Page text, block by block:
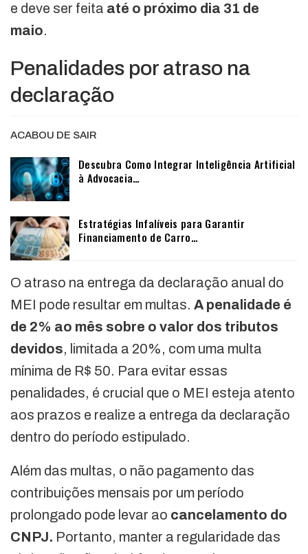
e deve ser feita até o próximo dia 31 de
maio.
Penalidades por atraso na
declaração
ACABOU DE SAIR
Descubra Como Integrar Inteligência Artificial
à Advocacia…
Estratégias Infalíveis para Garantir
Financiamento de Carro…
O atraso na entrega da declaração anual do
MEI pode resultar em multas. A penalidade é
de 2% ao mês sobre o valor dos tributos
devidos, limitada a 20%, com uma multa
mínima de R$ 50. Para evitar essas
penalidades, é crucial que o MEI esteja atento
aos prazos e realize a entrega da declaração
dentro do período estipulado.
Além das multas, o não pagamento das
contribuições mensais por um período
prolongado pode levar ao cancelamento do
CNPJ. Portanto, manter a regularidade das